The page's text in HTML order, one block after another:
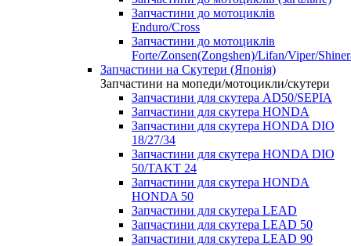
Запчастини до мотоциклів
Enduro/Cross
Запчастини до мотоциклів
Forte/Zonsen(Zongshen)/Lifan/Viper/
Запчастини на Скутери (Японія)
Запчастини на мопеди/мотоцикли/скутери
Запчастини для скутера AD50/SEPIA
Запчастини для скутера HONDA
Запчастини для скутера HONDA DIO
18/27/34
Запчастини для скутера HONDA DIO
50/TAKT 24
Запчастини для скутера HONDA
HONDA 50
Запчастини для скутера LEAD
Запчастини для скутера LEAD 50
Запчастини для скутера LEAD 90